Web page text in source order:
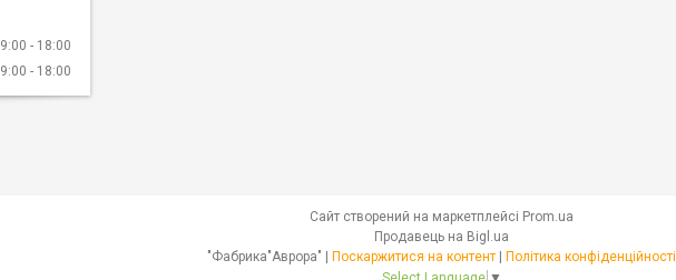
18:00
18:00
Сайт створений на маркетплейсі Prom.ua
Продавець на Bigl.ua
Поскаржитися на контент
Політика конфіденційності